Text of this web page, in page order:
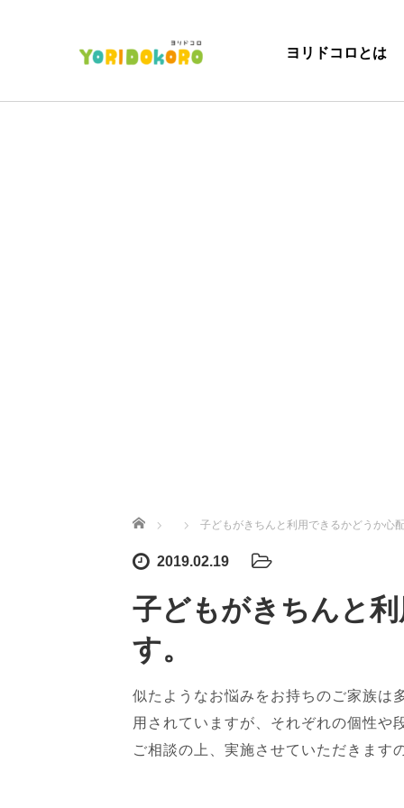
ヨリドコロとは
ホーム 子どもがきちんと利用できるかどうか心
2019.02.19
子どもがきちんと
す。
似たようなお悩みをお持ちのご家族は
用されていますが、それぞれの個性や
ご相談の上、実施させていただきます